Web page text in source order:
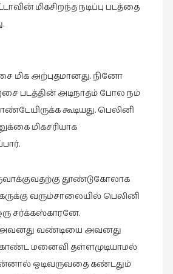
மிகசிறந்த நடிப்பு படத்தை
மிக அற்புதமானது. நினோ
படத்தின் அடிநாதம் போல நம்
கூடியது. பெலினி
மிகசரியாக
தூண்டுகோலாக
வரும்சாலையில் பெலினி
சர்க்கஸ்காரனே.
அவனது வண்டியை அவனது
மனைவி தள்ளமுடியாமல்
ஒடிவருவதை கண்டதும்